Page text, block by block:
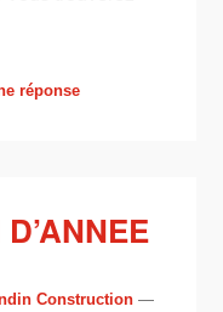
réponse
Construction —